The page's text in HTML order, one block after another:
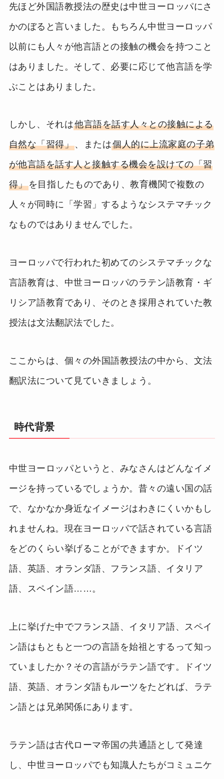
先ほど外国語教授法の歴史は中世ヨーロッパにさ
かのぼると言いました。もちろん中世ヨーロッパ
以前にも人々が他言語との接触の機会を持つこと
はありました。そして、必要に応じて他言語を学
ぶことはありました。
しかし、それは他言語を話す人々との接触による
自然な「習得」、または個人的に上流家庭の子弟
が他言語を話す人と接触する機会を設けての「習
得」を目指したものであり、教育機関で複数の
人々が同時に「学習」するようなシステマチック
なものではありませんでした。
ヨーロッパで行われた初めてのシステマチックな
言語教育は、中世ヨーロッパのラテン語教育・ギ
リシア語教育であり、そのとき採用されていた教
授法は文法翻訳法でした。
ここからは、個々の外国語教授法の中から、文法
翻訳法について見ていきましょう。
時代背景
中世ヨーロッパというと、みなさんはどんなイメ
ージを持っているでしょうか。昔々の遠い国の話
で、なかなか身近なイメージはわきにくいかもし
れませんね。現在ヨーロッパで話されている言語
をどのくらい挙げることができますか。ドイツ
語、英語、オランダ語、フランス語、イタリア
語、スペイン語……。
上に挙げた中でフランス語、イタリア語、スペイ
ン語はもともと一つの言語を始祖とするって知っ
ていましたか？その言語がラテン語です。ドイツ
語、英語、オランダ語もルーツをたどれば、ラテ
ン語とは兄弟関係にあります。
ラテン語は古代ローマ帝国の共通語として発達
し、中世ヨーロッパでも知識人たちがコミュニケ